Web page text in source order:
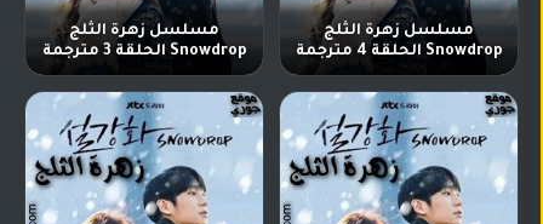
مسلسل زهرة الثلج
Snowdrop الحلقة 4 مترجمة
مسلسل زهرة الثلج
Snowdrop الحلقة 3 مترجمة